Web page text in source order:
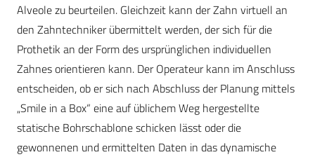
Alveole zu beurteilen. Gleichzeit kann der Zahn virtuell an
den Zahntechniker übermittelt werden, der sich für die
Prothetik an der Form des ursprünglichen individuellen
Zahnes orientieren kann. Der Operateur kann im Anschluss
entscheiden, ob er sich nach Abschluss der Planung mittels
„Smile in a Box“ eine auf üblichem Weg hergestellte
statische Bohrschablone schicken lässt oder die
gewonnenen und ermittelten Daten in das dynamische